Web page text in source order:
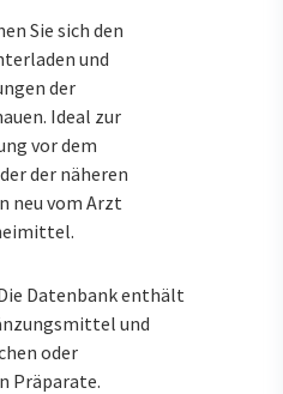
Sie sich den
und
der
Ideal zur
vor dem
der näheren
neu vom Arzt
Datenbank enthält
und
oder
Präparate.